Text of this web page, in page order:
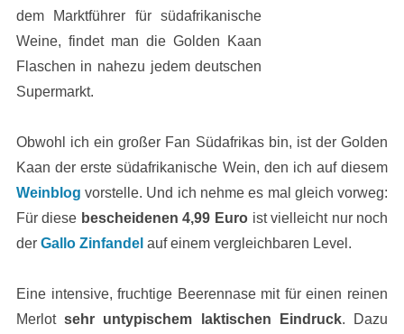
dem Marktführer für südafrikanische
Weine, findet man die Golden Kaan
Flaschen in nahezu jedem deutschen
Supermarkt.
Obwohl ich ein großer Fan Südafrikas bin, ist der Golden
Kaan der erste südafrikanische Wein, den ich auf diesem
Weinblog vorstelle. Und ich nehme es mal gleich vorweg:
Für diese bescheidenen 4,99 Euro ist vielleicht nur noch
der Gallo Zinfandel auf einem vergleichbaren Level.
Eine intensive, fruchtige Beerennase mit für einen reinen
Merlotsehr untypischem laktischen Eindruck. Dazu